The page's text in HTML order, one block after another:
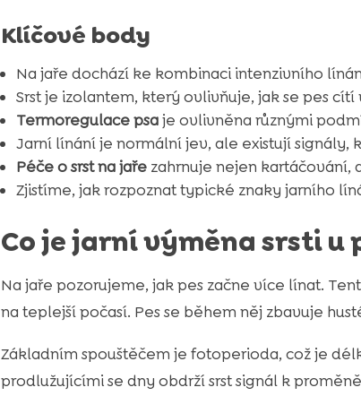
Klíčové body
Na jaře dochází ke kombinaci intenzivního
Srst je izolantem, který ovlivňuje, jak se pes
Termoregulace psaje ovlivněna různými
Jarní línání je normální jev, ale existují signály,
Péče o srst na jařezahrnuje nejen kartáčování,
Zjistíme, jak rozpoznat typické znaky jarního
Co je jarní výměna srsti
Na jaře pozorujeme, jak pes začne více línat.
na teplejší počasí. Pes se během něj zbavuje
Základním spouštěčem je fotoperioda, což je
prodlužujícími se dny obdrží srst signál k